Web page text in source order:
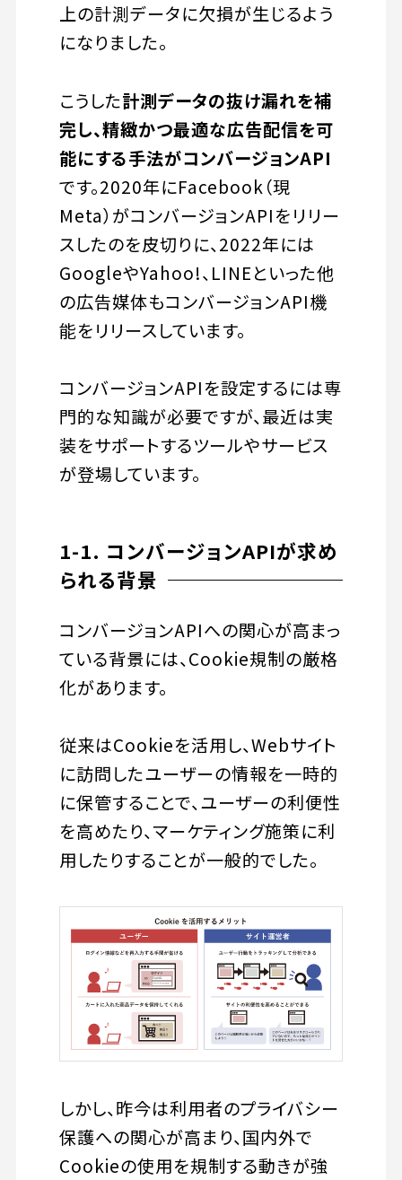
上の計測データに欠損が生じるよう
になりました。
こうした計測データの抜け漏れを補
完し、精緻かつ最適な広告配信を可
能にする手法がコンバージョンAPI
です。2020年にFacebook（現
Meta）がコンバージョンAPIをリリー
スしたのを皮切りに、2022年には
GoogleやYahoo!、LINEといった他
の広告媒体もコンバージョンAPI機
能をリリースしています。
コンバージョンAPIを設定するには専
門的な知識が必要ですが、最近は実
装をサポートするツールやサービス
が登場しています。
1-1. コンバージョンAPIが求め
られる背景
コンバージョンAPIへの関心が高まっ
ている背景には、Cookie規制の厳格
化があります。
従来はCookieを活用し、Webサイト
に訪問したユーザーの情報を一時的
に保管することで、ユーザーの利便性
を高めたり、マーケティング施策に利
用したりすることが一般的でした。
しかし、昨今は利用者のプライバシー
保護への関心が高まり、国内外で
Cookieの使用を規制する動きが強